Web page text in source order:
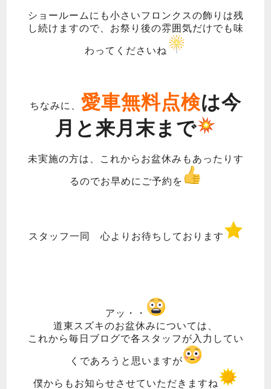
ショールームにも小さいフロンクスの飾りは残
し続けますので、お祭り後の雰囲気だけでも味
わってくださいね
ちなみに、 愛車無料点検は今
月と来月末まで
未実施の方は、これからお盆休みもあったりす
るのでお早めにご予約を
スタッフ一同 心よりお待ちしております
アッ・・
道東スズキのお盆休みについては、
これから毎日ブログで各スタッフが入力してい
くであろうと思いますが
僕からもお知らせさせていただきますね